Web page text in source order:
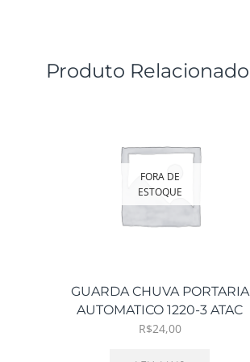
Produto Relacionado
FORA DE
ESTOQUE
GUARDA CHUVA PORTARIA
AUTOMATICO 1220-3 ATAC
R$24,00